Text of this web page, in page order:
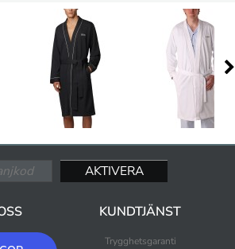
KUNDTJÄNST
Trygghetsgaranti